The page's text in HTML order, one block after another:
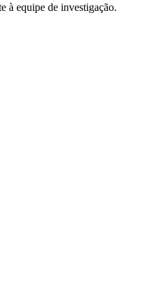
à equipe de investigação.